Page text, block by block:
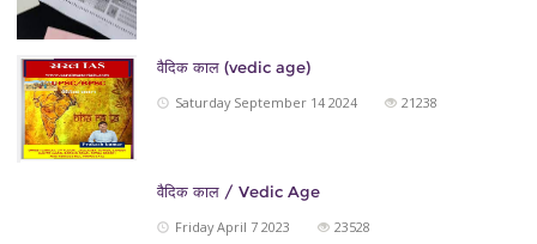
वैदिक काल (vedic age)
Saturday September 14 2024
21238
वैदिक काल / Vedic Age
Friday April 7 2023
23528